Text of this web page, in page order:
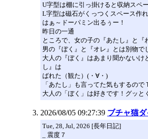
U字型は棚に引っ掛けると収納スペ
L字型は磁石がくっつくスペース作れ
はぁ～ドーパミン出るぅー！
昨日の一通
ところで、女の子の『あたし』と『
男の『ぼく』と『オレ』とは別物で
大人の『ぼく』はあまり聞かないけ
し』は
ばれた（観た）(・∀・)
「あたし」も言ってた気もするので
大人の「ぼく」は好きです！グッと
2026/08/05 09:27:39 ブチャ猫
Tue, 28, Jul, 2026 [長年日記]
_ 震度７